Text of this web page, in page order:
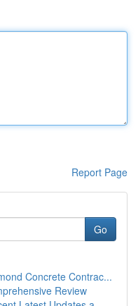
Report Page
Go
Concrete Contrac...
Review